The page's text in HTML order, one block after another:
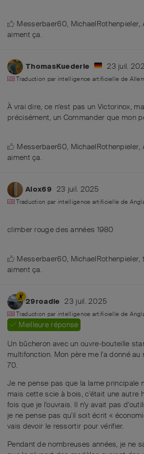
Messerbaer60, MichaelRothenpieler,
aiment ça.
ThomasKuederle 23 juil.
Traduction par intelligence artificielle de
À vrai dire, ce n'est pas un Victorinox,
précisément, un Commander que mon
Messerbaer60, MichaelRothenpieler,
aiment ça.
Alox69 23 juil. 2025
Traduction par intelligence artificielle de
climber rouge des années 1980
Messerbaer60, MichaelRothenpieler,
aiment ça.
29roadie 23 juil. 2025
Traduction par intelligence artificielle de
Meilleure réponse
Un bûcheron avec un ouvre-bouteille
multifonction. Mon père me l'a donné au
70.
Je ne pense pas que la lame principale
mais cette scie à bois, c'était une autre
fois que je l'ouvrais. Il n'y avait pas
je ne pense pas qu'il soit écrit «
vais devoir le ressortir pour vérifier.
Pendant de nombreuses années, je ne